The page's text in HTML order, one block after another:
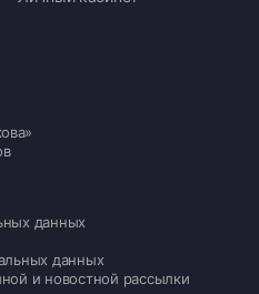
данных
данных
и новостной рассылки